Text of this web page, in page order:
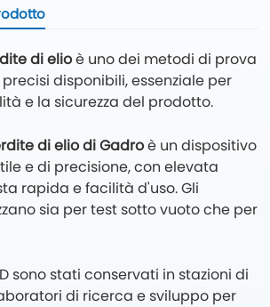
di elioè uno dei metodi di prova
disponibili, essenziale per
e la sicurezza del prodotto.
di elio di Gadroè un dispositivo
e di precisione, con elevata
rapida e facilità d'uso. Gli
sia per test sotto vuoto che per
sono stati conservati in stazioni di
di ricerca e sviluppo per